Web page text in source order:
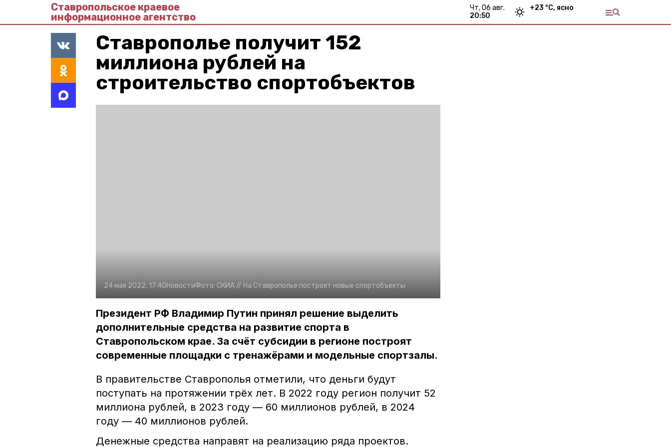
Ставропольское краевое
информационное агентство
чт, 06 авг.
20:50
+23 °С, ясно
Ставрополье получит 152
миллиона рублей на
строительство спортобъектов
24 мая 2022, 17:40НовостиФото: СКИА // На Ставрополье построят новые спортобъекты
Президент РФ Владимир Путин принял решение выделить
дополнительные средства на развитие спорта в
Ставропольском крае. За счёт субсидии в регионе построят
современные площадки с тренажёрами и модельные спортзалы.
В правительстве Ставрополья отметили, что деньги будут
поступать на протяжении трёх лет. В 2022 году регион получит 52
миллиона рублей, в 2023 году –– 60 миллионов рублей, в 2024
году –– 40 миллионов рублей.
Денежные средства направят на реализацию ряда проектов.